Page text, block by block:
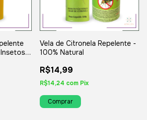
Vela de Citronela Repelente -
100% Natural
R$14,99
R$14,24 com Pix
Comprar